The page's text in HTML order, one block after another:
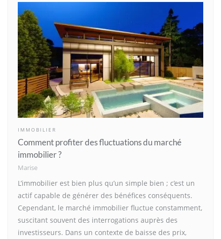
IMMOBILIER
Comment profiter des fluctuations du marché
immobilier ?
Marise
L’immobilier est bien plus qu’un simple bien ; c’est un
actif capable de générer des bénéfices conséquents.
Cependant, le marché immobilier fluctue constamment,
suscitant souvent des interrogations auprès des
investisseurs. Dans un contexte de baisse des prix,